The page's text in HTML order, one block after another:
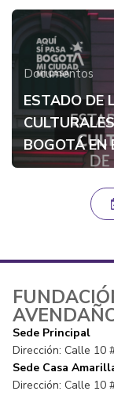
Documentos
ESTADO DE
BOGOTÁ EN
Sede Principal
Dirección: Calle 10
Sede Casa
Dirección: Calle 10